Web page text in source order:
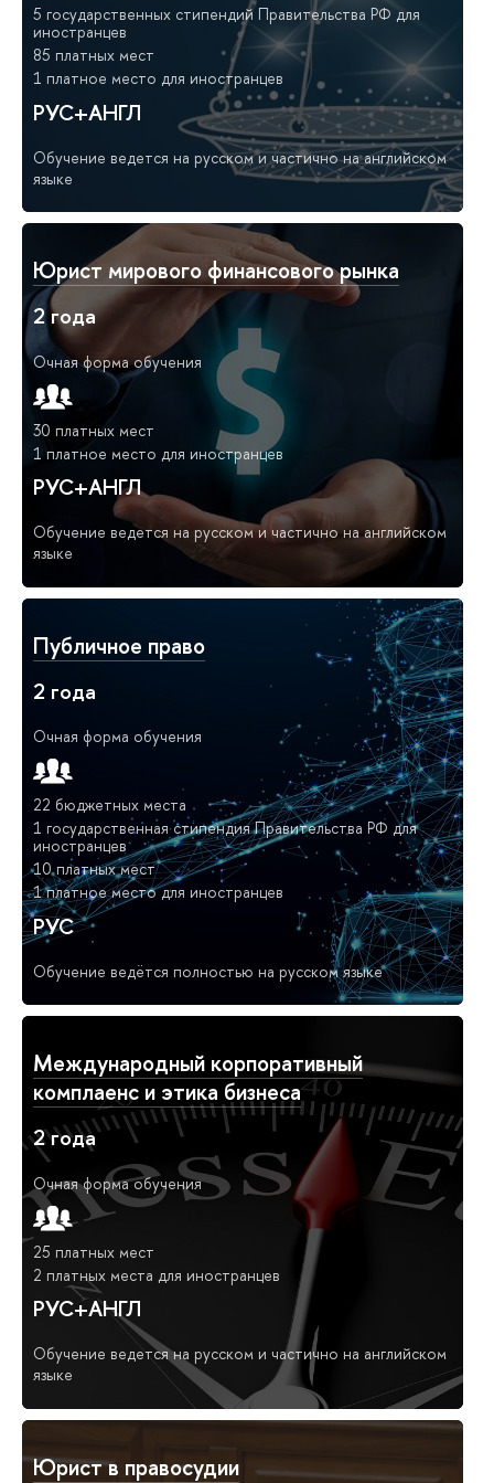
5 государственных стипендий Правительства РФ для
иностранцев
85 платных мест
1 платное место для иностранцев
РУС+АНГЛ
Обучение ведется на русском и частично на английском
языке
Юрист мирового финансового рынка
2 года
Очная форма обучения
30 платных мест
1 платное место для иностранцев
РУС+АНГЛ
Обучение ведется на русском и частично на английском
языке
Публичное право
2 года
Очная форма обучения
22 бюджетных места
1 государственная стипендия Правительства РФ для
иностранцев
10 платных мест
1 платное место для иностранцев
РУС
Обучение ведётся полностью на русском языке
Международный корпоративный
комплаенс и этика бизнеса
2 года
Очная форма обучения
25 платных мест
2 платных места для иностранцев
РУС+АНГЛ
Обучение ведется на русском и частично на английском
языке
Юрист в правосудии